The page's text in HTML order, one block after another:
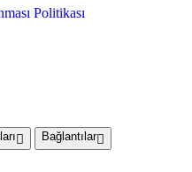
Politikası
Bağlantılar